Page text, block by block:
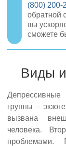
(800) 200-
обратной
вы
сможете
Виды
группы –
вызвана
человека.
проблемами.